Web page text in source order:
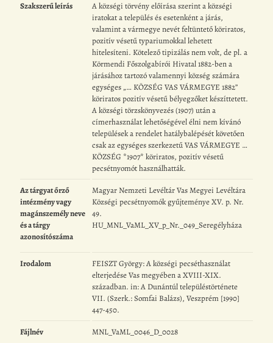
Szakszerű leírás
A községi törvény előírása szerint a községi
iratokat a település és esetenként a járás,
valamint a vármegye nevét feltüntető köriratos,
pozitív vésetű typariumokkal lehetett
hitelesíteni. Kötelező tipizálás nem volt, de pl. a
Körmendi Főszolgabírói Hivatal 1882-ben a
járásához tartozó valamennyi község számára
egységes „… KÖZSÉG VAS VÁRMEGYE 1882”
köriratos pozitív vésetű bélyegzőket készíttetett.
A községi törzskönyvezés (1907) után a
címerhasználat lehetőségével élni nem kívánó
települések a rendelet hatálybalépését követően
csak az egységes szerkezetű VAS VÁRMEGYE …
KÖZSÉG *1907* köriratos, pozitív vésetű
pecsétnyomót használhatták.
Az tárgyat őrző
intézmény vagy
magánszemély neve
és a tárgy
azonosítószáma
Magyar Nemzeti Levéltár Vas Megyei Levéltára
Községi pecsétnyomók gyűjteménye XV. p. Nr.
49.
HU_MNL_VaML_XV_p_Nr._049_Seregélyháza
Irodalom
FEISZT György: A községi pecséthasználat
elterjedése Vas megyében a XVIII-XIX.
században. in: A Dunántúl településtörténete
VII. (Szerk.: Somfai Balázs), Veszprém [1990]
447-450.
Fájlnév MNL_VaML_0046_D_0028